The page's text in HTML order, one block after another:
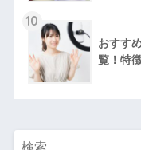
10
おすす
覧！特